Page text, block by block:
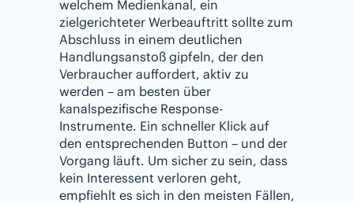
welchem Medienkanal, ein
zielgerichteter Werbeauftritt sollte zum
Abschluss in einem deutlichen
Handlungsanstoß gipfeln, der den
Verbraucher auffordert, aktiv zu
werden – am besten über
kanalspezifische Response-
Instrumente. Ein schneller Klick auf
den entsprechenden Button – und der
Vorgang läuft. Um sicher zu sein, dass
kein Interessent verloren geht,
empfiehlt es sich in den meisten Fällen,